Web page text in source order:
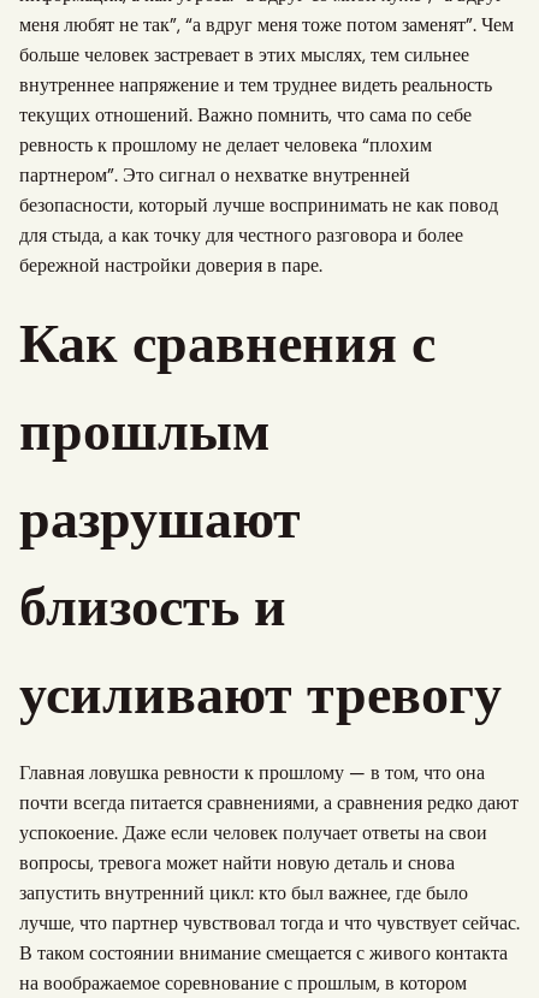
меня любят не так”, “а вдруг меня тоже потом заменят”. Чем
больше человек застревает в этих мыслях, тем сильнее
внутреннее напряжение и тем труднее видеть реальность
текущих отношений. Важно помнить, что сама по себе
ревность к прошлому не делает человека “плохим
партнером”. Это сигнал о нехватке внутренней
безопасности, который лучше воспринимать не как повод
для стыда, а как точку для честного разговора и более
бережной настройки доверия в паре.
Как сравнения с
прошлым
разрушают
близость и
усиливают тревогу
Главная ловушка ревности к прошлому — в том, что она
почти всегда питается сравнениями, а сравнения редко дают
успокоение. Даже если человек получает ответы на свои
вопросы, тревога может найти новую деталь и снова
запустить внутренний цикл: кто был важнее, где было
лучше, что партнер чувствовал тогда и что чувствует сейчас.
В таком состоянии внимание смещается с живого контакта
на воображаемое соревнование с прошлым, в котором